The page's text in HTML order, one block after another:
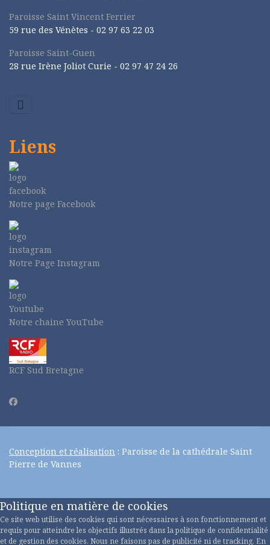
Paroisse Saint Vincent Ferrier
59 rue des Vénètes - 02 97 63 22 03
Paroisse Saint-Guen
28 rue Irène Joliot Curie - 02 97 47 24 26
Liens
Notre page Facebook
Notre Page Instagram
Notre chaine YouTube
RCF Sud Bretagne
Conception et réalisation : Paroisse de la cathédrale Saint
Pierre de Vannes
Politique en matière de cookies
Ce site web utilise des cookies qui sont nécessaires à son fonctionnement et
requis pour atteindre les objectifs illustrés dans la politique de confidentialité
et de gestion des cookies. Nous ne faisons pas de publicité ni de tracking. En